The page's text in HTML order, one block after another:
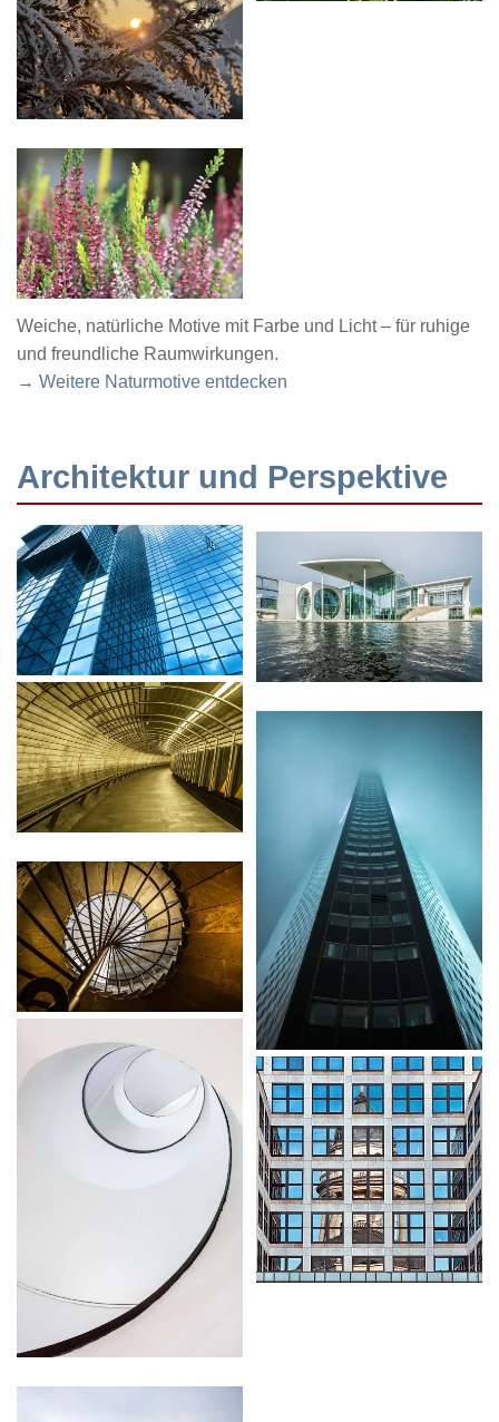
Weiche, natürliche Motive mit Farbe und Licht – für ruhige
und freundliche Raumwirkungen.
→ Weitere Naturmotive entdecken
Architektur und Perspektive